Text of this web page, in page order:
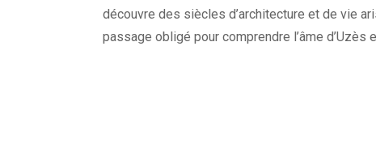
découvre des siècles d’architecture et de vie
passage obligé pour comprendre l’âme d’Uzès